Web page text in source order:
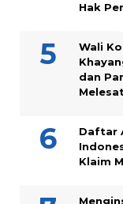
Hak
Wali
dan
Daftar
Klaim